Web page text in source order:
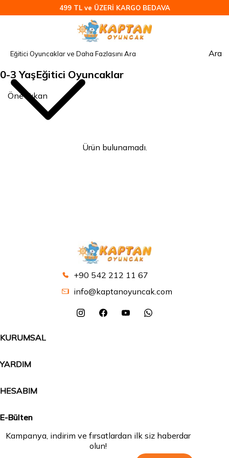
499 TL ve ÜZERİ KARGO BEDAVA
Ara
0-3 YaşEğitici Oyuncaklar
Ürün bulunamadı.
+90 542 212 11 67
info@kaptanoyuncak.com
KURUMSAL
YARDIM
HESABIM
E-Bülten
Kampanya, indirim ve fırsatlardan ilk siz haberdar
olun!